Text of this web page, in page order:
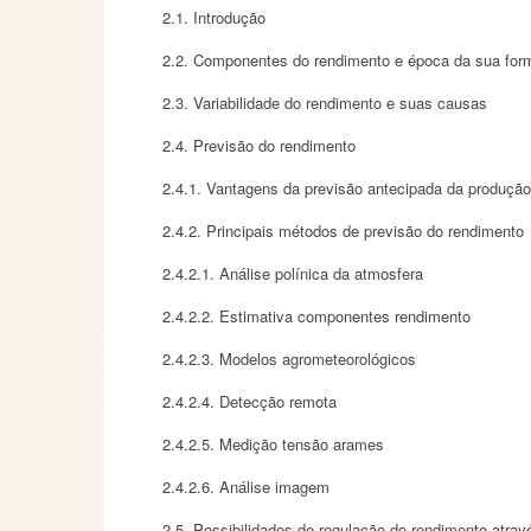
2.1. Introdução
2.2. Componentes do rendimento e época da sua
2.3. Variabilidade do rendimento e suas causas
2.4. Previsão do rendimento
2.4.1. Vantagens da previsão antecipada da produção
2.4.2. Principais métodos de previsão do rendimento
2.4.2.1. Análise polínica da atmosfera
2.4.2.2. Estimativa componentes rendimento
2.4.2.3. Modelos agrometeorológicos
2.4.2.4. Detecção remota
2.4.2.5. Medição tensão arames
2.4.2.6. Análise imagem